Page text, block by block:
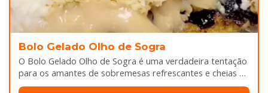
Bolo Gelado Olho de Sogra
O Bolo Gelado Olho de Sogra é uma verdadeira tentação
para os amantes de sobremesas refrescantes e cheias de
sabor...